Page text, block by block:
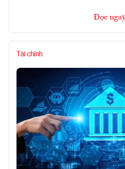
Đọc
Tài chính